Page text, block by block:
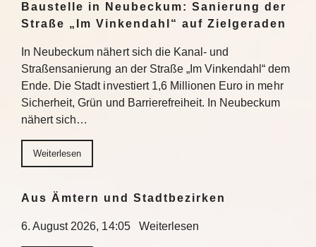
Baustelle in Neubeckum: Sanierung der
Straße „Im Vinkendahl“ auf Zielgeraden
In Neubeckum nähert sich die Kanal- und
Straßensanierung an der Straße „Im Vinkendahl“ dem
Ende. Die Stadt investiert 1,6 Millionen Euro in mehr
Sicherheit, Grün und Barrierefreiheit. In Neubeckum
nähert sich…
Weiterlesen
Aus Ämtern und Stadtbezirken
6. August 2026, 14:05 Weiterlesen